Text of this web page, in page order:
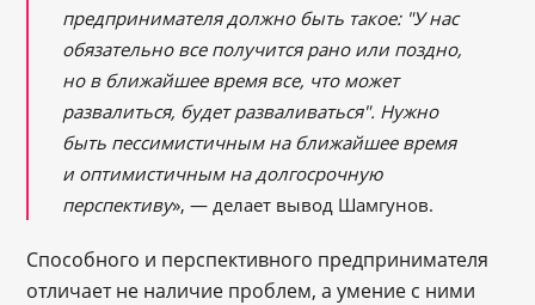
предпринимателя должно быть такое: "У нас
обязательно все получится рано или поздно,
но в ближайшее время все, что может
развалиться, будет разваливаться". Нужно
быть пессимистичным на ближайшее время
и оптимистичным на долгосрочную
перспективу», ― делает вывод Шамгунов.
Способного и перспективного предпринимателя
отличает не наличие проблем, а умение с ними